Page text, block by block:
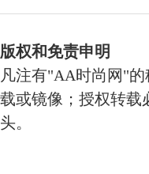
版权和免责申明
凡注有"AA时尚网"
载或镜像；授权转
头。